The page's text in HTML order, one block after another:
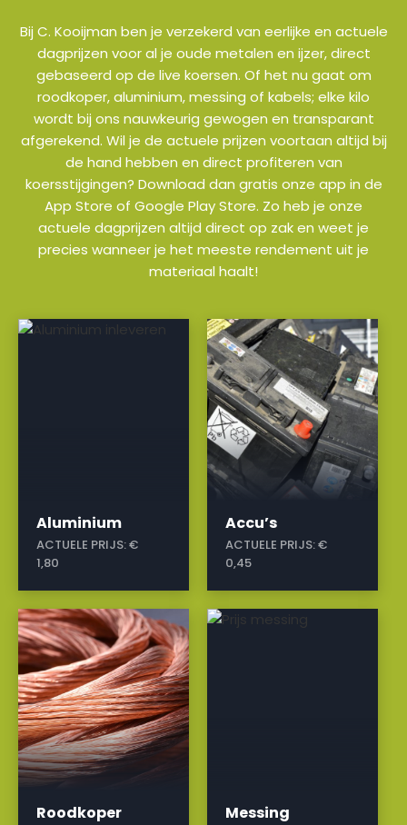
Bij C. Kooijman ben je verzekerd van eerlijke en actuele
dagprijzen voor al je oude metalen en ijzer, direct
gebaseerd op de live koersen. Of het nu gaat om
roodkoper, aluminium, messing of kabels; elke kilo
wordt bij ons nauwkeurig gewogen en transparant
afgerekend. Wil je de actuele prijzen voortaan altijd bij
de hand hebben en direct profiteren van
koersstijgingen? Download dan gratis onze app in de
App Store of Google Play Store. Zo heb je onze
actuele dagprijzen altijd direct op zak en weet je
precies wanneer je het meeste rendement uit je
materiaal haalt!
Aluminium
ACTUELE PRIJS:€
1,80
a
Accu’s
ACTUELE PRIJS:€
0,45
a
Roodkoper
a
Messing
a